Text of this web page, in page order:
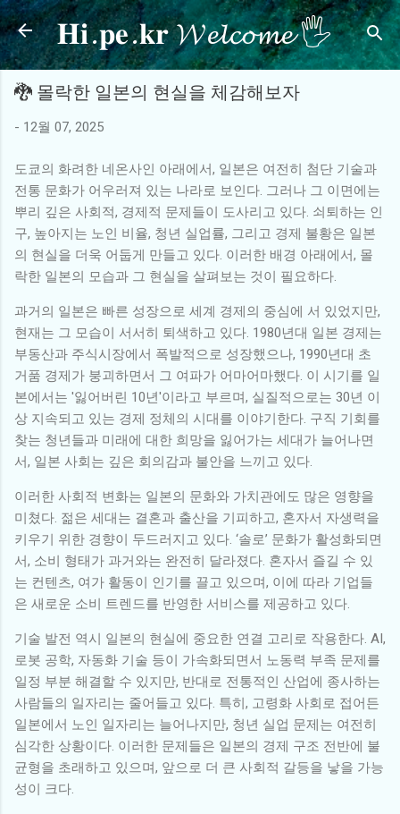
기본 콘텐츠로 건너뛰기
𝐇𝐢.𝐩𝐞.𝐤𝐫 𝓦𝓮𝓵𝓬𝓸𝓶𝓮 🖐
🐉 몰락한 일본의 현실을 체감해보자
- 12월 07, 2025
도쿄의 화려한 네온사인 아래에서, 일본은 여전히 첨단 기술과
전통 문화가 어우러져 있는 나라로 보인다. 그러나 그 이면에는
뿌리 깊은 사회적, 경제적 문제들이 도사리고 있다. 쇠퇴하는 인
구, 높아지는 노인 비율, 청년 실업률, 그리고 경제 불황은 일본
의 현실을 더욱 어둡게 만들고 있다. 이러한 배경 아래에서, 몰
락한 일본의 모습과 그 현실을 살펴보는 것이 필요하다.
과거의 일본은 빠른 성장으로 세계 경제의 중심에 서 있었지만,
현재는 그 모습이 서서히 퇴색하고 있다. 1980년대 일본 경제는
부동산과 주식시장에서 폭발적으로 성장했으나, 1990년대 초
거품 경제가 붕괴하면서 그 여파가 어마어마했다. 이 시기를 일
본에서는 '잃어버린 10년'이라고 부르며, 실질적으로는 30년 이
상 지속되고 있는 경제 정체의 시대를 이야기한다. 구직 기회를
찾는 청년들과 미래에 대한 희망을 잃어가는 세대가 늘어나면
서, 일본 사회는 깊은 회의감과 불안을 느끼고 있다.
이러한 사회적 변화는 일본의 문화와 가치관에도 많은 영향을
미쳤다. 젊은 세대는 결혼과 출산을 기피하고, 혼자서 자생력을
키우기 위한 경향이 두드러지고 있다. ‘솔로’ 문화가 활성화되면
서, 소비 형태가 과거와는 완전히 달라졌다. 혼자서 즐길 수 있
는 컨텐츠, 여가 활동이 인기를 끌고 있으며, 이에 따라 기업들
은 새로운 소비 트렌드를 반영한 서비스를 제공하고 있다.
기술 발전 역시 일본의 현실에 중요한 연결 고리로 작용한다. AI,
로봇 공학, 자동화 기술 등이 가속화되면서 노동력 부족 문제를
일정 부분 해결할 수 있지만, 반대로 전통적인 산업에 종사하는
사람들의 일자리는 줄어들고 있다. 특히, 고령화 사회로 접어든
일본에서 노인 일자리는 늘어나지만, 청년 실업 문제는 여전히
심각한 상황이다. 이러한 문제들은 일본의 경제 구조 전반에 불
균형을 초래하고 있으며, 앞으로 더 큰 사회적 갈등을 낳을 가능
성이 크다.